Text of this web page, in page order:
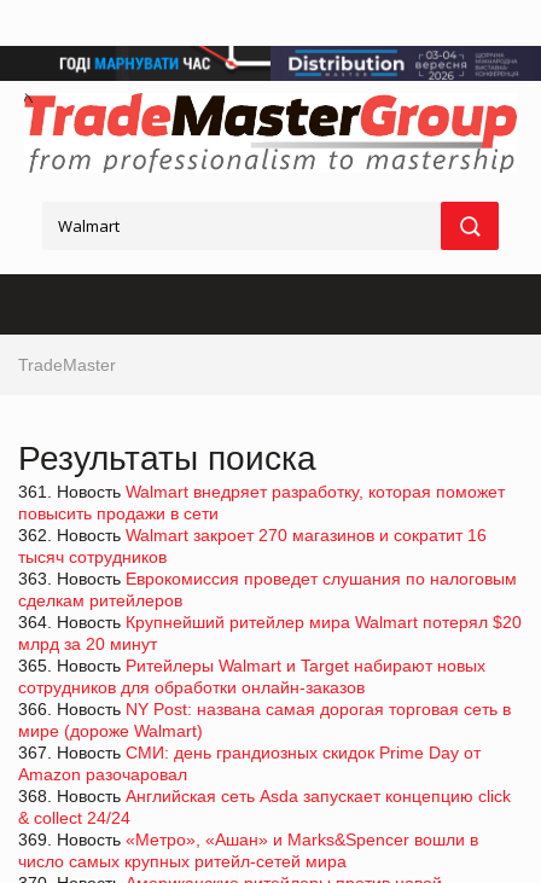
TradeMaster
Результаты поиска
361. Новость Walmart внедряет разработку, которая поможет
повысить продажи в сети
362. Новость Walmart закроет 270 магазинов и сократит 16
тысяч сотрудников
363. Новость Еврокомиссия проведет слушания по налоговым
сделкам ритейлеров
364. Новость Крупнейший ритейлер мира Walmart потерял $20
млрд за 20 минут
365. Новость Ритейлеры Walmart и Target набирают новых
сотрудников для обработки онлайн-заказов
366. Новость NY Post: названа самая дорогая торговая сеть в
мире (дороже Walmart)
367. Новость СМИ: день грандиозных скидок Prime Day от
Amazon разочаровал
368. Новость Английская сеть Asda запускает концепцию click
& collect 24/24
369. Новость «Метро», «Ашан» и Marks&Spencer вошли в
число самых крупных ритейл-сетей мира